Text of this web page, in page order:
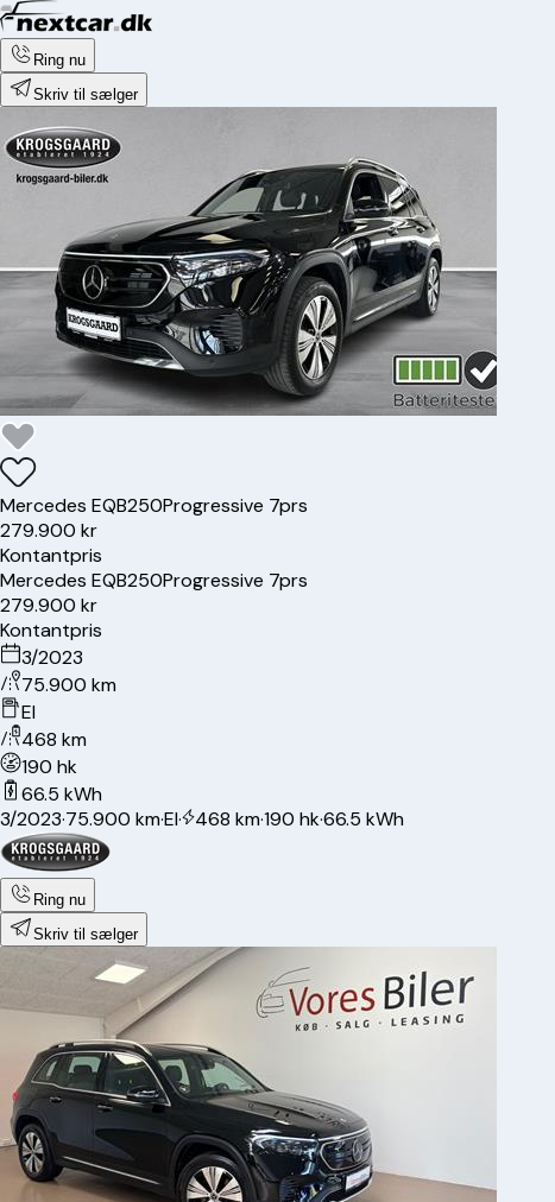
Ring nu
Skriv til sælger
Mercedes EQB250Progressive 7prs
279.900 kr
Kontantpris
Mercedes EQB250Progressive 7prs
279.900 kr
Kontantpris
3/2023
75.900 km
El
468 km
190 hk
66.5 kWh
3/2023·75.900 km·El· 468 km·190 hk·66.5 kWh
Ring nu
Skriv til sælger